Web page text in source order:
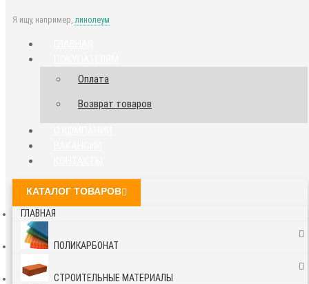
Я ищу, например, линолеум
Оплата
Возврат товаров
КАТАЛОГ ТОВАРОВ
ГЛАВНАЯ
ПОЛИКАРБОНАТ
СТРОИТЕЛЬНЫЕ МАТЕРИАЛЫ